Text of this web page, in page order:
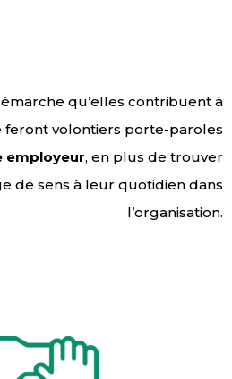
qu’elles contribuent à
feront volontiers porte-paroles
employeur, en plus de trouver
de sens à leur quotidien dans
l’organisation.